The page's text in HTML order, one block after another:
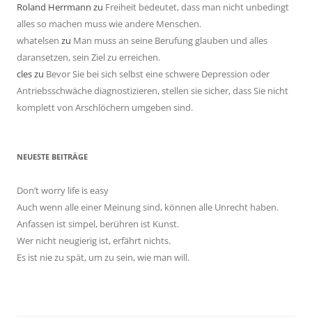
Roland Herrmann zu Freiheit bedeutet, dass man nicht unbedingt
alles so machen muss wie andere Menschen.
whatelsen zu Man muss an seine Berufung glauben und alles
daransetzen, sein Ziel zu erreichen.
cleszu Bevor Sie bei sich selbst eine schwere Depression oder
Antriebsschwäche diagnostizieren, stellen sie sicher, dass Sie nicht
komplett von Arschlöchern umgeben sind.
NEUESTE BEITRÄGE
Don’t worry life is easy
Auch wenn alle einer Meinung sind, können alle Unrecht haben.
Anfassen ist simpel, berühren ist Kunst.
Wer nicht neugierig ist, erfährt nichts.
Es ist nie zu spät, um zu sein, wie man will.